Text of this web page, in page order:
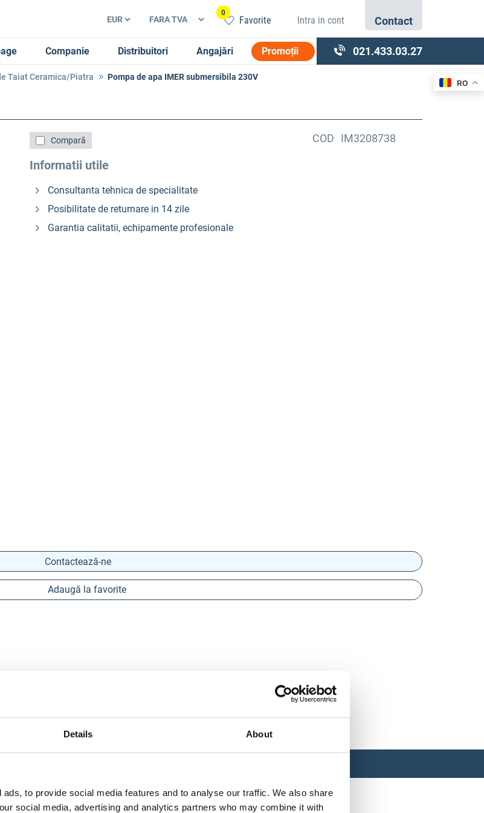
Details About
to provide social media features and to analyse our traffic. We also share
social media, advertising and analytics partners who may combine it with
Favorite
0
Intra in cont Contact
Companie Distribuitori Angajări Promoții 021.433.03.27
Taiat Ceramica/Piatra Pompa de apa IMER submersibila 230V
Compară
Informatii utile
Consultanta tehnica de specialitate
Posibilitate de returnare in 14 zile
Garantia calitatii, echipamente profesionale
COD IM3208738
Contactează-ne
Adaugă la favorite
RO